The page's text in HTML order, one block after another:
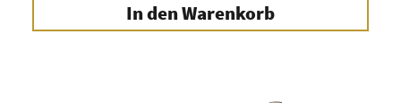
In den Warenkorb